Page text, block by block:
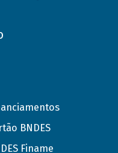
BNDES
Finame